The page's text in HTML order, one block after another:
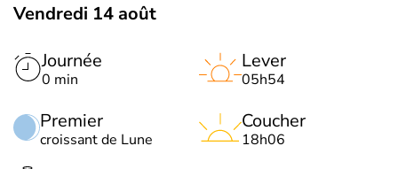
Vendredi 14 août
Journée
0 min
Premier
croissant de Lune
Lever
05h54
Coucher
18h06